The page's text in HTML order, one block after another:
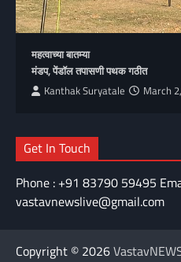
महत्वाच्या बातम्या
मंडप, पेंडॉल तपासणी पथक गठीत
Kanthak Suryatale March
Get In Touch
Phone : +91 83790 59495
vastavnewslive@gmail.com
Copyright © 2026